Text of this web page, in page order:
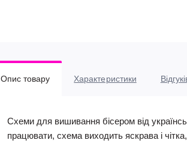
Опис товару Характеристики
Схеми для вишивання бісером від
працювати, схема виходить яскрава і